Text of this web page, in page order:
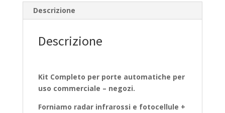
Descrizione
Descrizione
Kit Completo per porte automatiche per
uso commerciale – negozi.
Forniamo radar infrarossi e fotocellule +